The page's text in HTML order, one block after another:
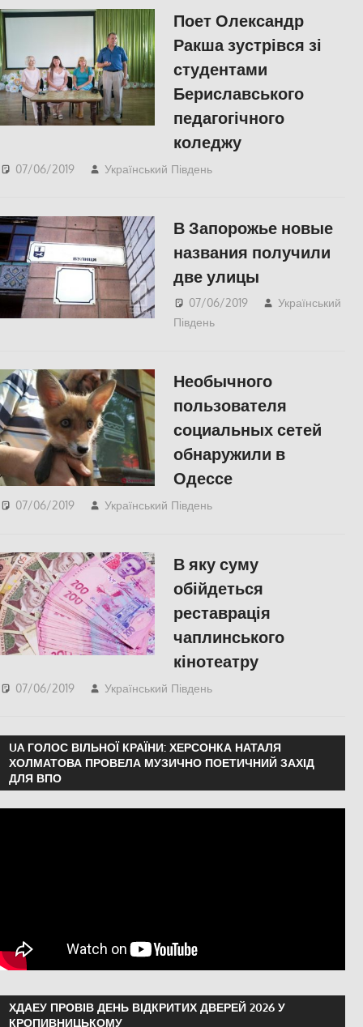
Поет Олександр
Ракша зустрівся зі
студентами
Бериславського
педагогічного
коледжу
07/06/2019 Український Південь
В Запорожье новые
названия получили
две улицы
07/06/2019
Український
Південь
Необычного
пользователя
социальных сетей
обнаружили в
Одессе
07/06/2019 Український Південь
В яку суму
обійдеться
реставрація
чаплинського
кінотеатру
07/06/2019 Український Південь
UA ГОЛОС ВІЛЬНОЇ КРАЇНИ: ХЕРСОНКА НАТАЛЯ
ХОЛМАТОВА ПРОВЕЛА МУЗИЧНО ПОЕТИЧНИЙ ЗАХІД
ДЛЯ ВПО
ХДАЕУ ПРОВІВ ДЕНЬ ВІДКРИТИХ ДВЕРЕЙ 2026 У
КРОПИВНИЦЬКОМУ